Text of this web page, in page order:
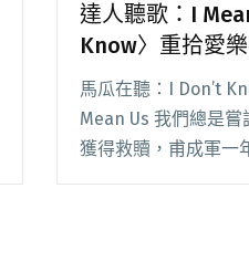
達人聽歌：I
Know〉重拾愛
的無限可能
馬瓜在聽：I Don’t
Mean Us 我們總是
獲得救贖，甫成軍一
或許會是那個解答。